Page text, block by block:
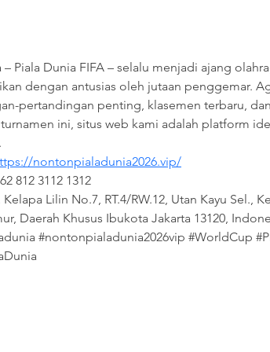
– Piala Dunia FIFA – selalu menjadi ajang
dengan antusias oleh jutaan penggemar.
pertandingan penting, klasemen terbaru,
ini, situs web kami adalah platform
nontonpialadunia2026.vip/
812 3112 1312
Lilin No.7, RT.4/RW.12, Utan Kayu Sel.,
Daerah Khusus Ibukota Jakarta 13120,
#nontonpialadunia2026vip #WorldCup